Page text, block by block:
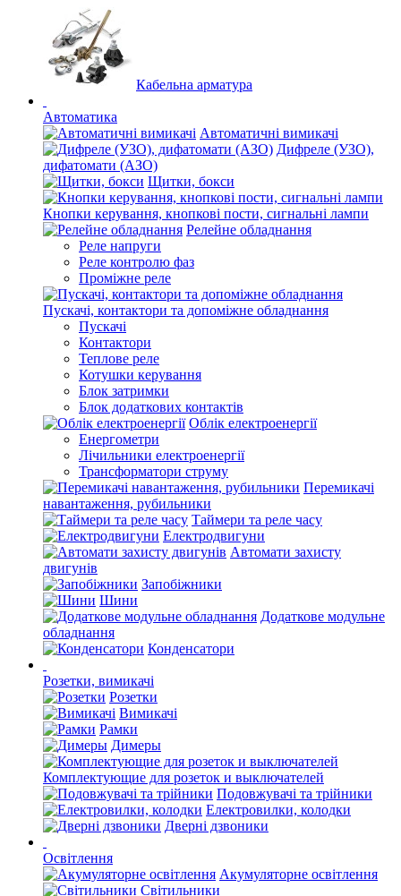
Кабельна арматура
Автоматика
Автоматичні вимикачі
Дифреле (УЗО),
дифатомати (АЗО)
Щитки, бокси
Кнопки керування, кнопкові пости, сигнальні лампи
Релейне обладнання
Реле напруги
Реле контролю фаз
Проміжне реле
Пускачі, контактори та допоміжне обладнання
Пускачі
Контактори
Теплове реле
Котушки керування
Блок затримки
Блок додаткових контактів
Облік електроенергії
Енергометри
Лічильники електроенергії
Трансформатори струму
Перемикачі
навантаження, рубильники
Таймери та реле часу
Електродвигуни
Автомати захисту
двигунів
Запобіжники
Шини
Додаткове модульне
обладнання
Конденсатори
Розетки, вимикачі
Розетки
Вимикачі
Рамки
Димеры
Комплектующие для розеток и выключателей
Подовжувачі та трійники
Електровилки, колодки
Дверні дзвоники
Освітлення
Акумуляторне освітлення
Світильники